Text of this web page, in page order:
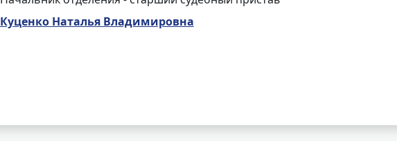
Куценко Наталья Владимировна